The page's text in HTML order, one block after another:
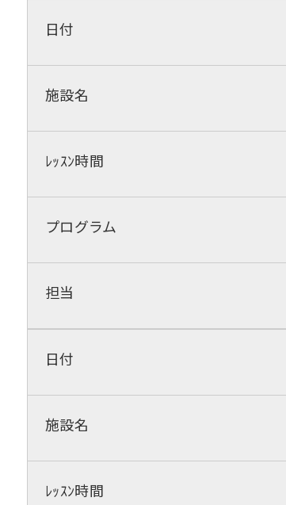
日付
施設名
ﾚｯｽﾝ時間
プログラム
担当
日付
施設名
ﾚｯｽﾝ時間